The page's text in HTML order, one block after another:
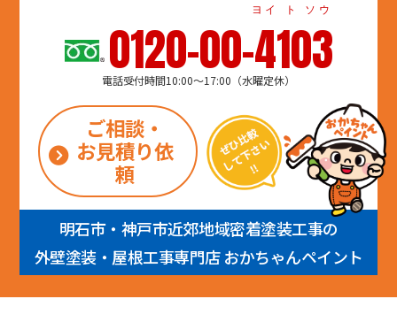
0120-00-4103
ヨイ ト ソウ
電話受付時間10:00～17:00（水曜定休）
ご相談・
お見積り依
頼
明石市・神戸市近郊地域密着塗装工事の
外壁塗装・屋根工事専門店 おかちゃんペイント